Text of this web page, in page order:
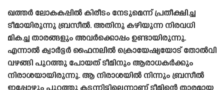
ഖത്തർ ലോകകപ്പിൽ കിരീടം നേടുമെന്ന് പ്രതീക്ഷിച്ച
ടീമായിരുന്നു ബ്രസീൽ. അതിനു കഴിയുന്ന നിരവധി
മികച്ച താരങ്ങളും അവർക്കൊപ്പം ഉണ്ടായിരുന്നു.
എന്നാൽ ക്വാർട്ടർ ഫൈനലിൽ ക്രൊയേഷ്യയോട് തോൽവി
വഴങ്ങി പുറത്തു പോയത് ടീമിനും ആരാധകർക്കും
നിരാശയായിരുന്നു. ആ നിരാശയിൽ നിന്നും ബ്രസീൽ